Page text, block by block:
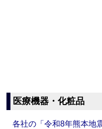
医療機器・化粧品
各社の「令和8年熊本地